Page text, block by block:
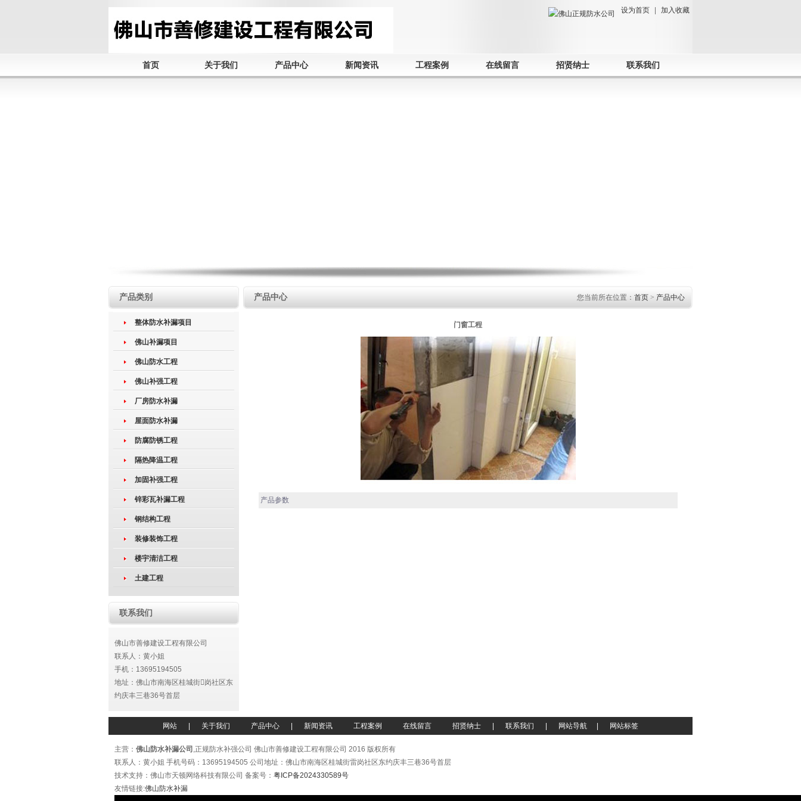
设为首页 加入收藏
首页 关于我们 产品中心 新闻资讯 工程案例 在线留言 招贤纳士 联系我们
产品类别
整体防水补漏项目
佛山补漏项目
佛山防水工程
佛山补强工程
厂房防水补漏
屋面防水补漏
防腐防锈工程
隔热降温工程
加固补强工程
锌彩瓦补漏工程
钢结构工程
装修装饰工程
楼宇清洁工程
土建工程
联系我们
佛山市善修建设工程有限公司
联系人：黄小姐
手机： 13695194505
地址：佛山市南海区桂城街岗社区东
约庆丰三巷36号首层
产品中心 您当前所在位置： 首页 > 产品中心
门窗工程
产品参数
网站 关于我们 产品中心 新闻资讯 工程案例 在线留言 招贤纳士 联系我们 网站导航 网站标签
主营： 佛山防水补漏公司 ,正规防水补强公司 佛山市善修建设工程有限公司 2016 版权所有
联系人：黄小姐 手机号码：13695194505 公司地址：佛山市南海区桂城街雷岗社区东约庆丰三巷36号首层
技术支持：佛山市天顿网络科技有限公司 备案号： 粤ICP备2024330589号
友情链接:佛山防水补漏